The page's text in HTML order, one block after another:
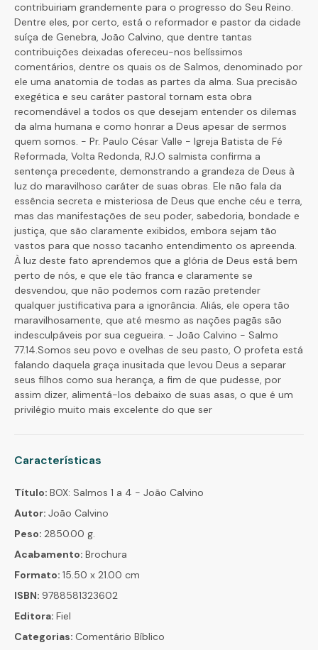
contribuiriam grandemente para o progresso do Seu Reino.
Dentre eles, por certo, está o reformador e pastor da cidade
suíça de Genebra, João Calvino, que dentre tantas
contribuições deixadas ofereceu-nos belíssimos
comentários, dentre os quais os de Salmos, denominado por
ele uma anatomia de todas as partes da alma. Sua precisão
exegética e seu caráter pastoral tornam esta obra
recomendável a todos os que desejam entender os dilemas
da alma humana e como honrar a Deus apesar de sermos
quem somos. - Pr. Paulo César Valle - Igreja Batista de Fé
Reformada, Volta Redonda, RJ.O salmista confirma a
sentença precedente, demonstrando a grandeza de Deus à
luz do maravilhoso caráter de suas obras. Ele não fala da
essência secreta e misteriosa de Deus que enche céu e terra,
mas das manifestações de seu poder, sabedoria, bondade e
justiça, que são claramente exibidos, embora sejam tão
vastos para que nosso tacanho entendimento os apreenda.
À luz deste fato aprendemos que a glória de Deus está bem
perto de nós, e que ele tão franca e claramente se
desvendou, que não podemos com razão pretender
qualquer justificativa para a ignorância. Aliás, ele opera tão
maravilhosamente, que até mesmo as nações pagãs são
indesculpáveis por sua cegueira. - João Calvino - Salmo
77.14.Somos seu povo e ovelhas de seu pasto, O profeta está
falando daquela graça inusitada que levou Deus a separar
seus filhos como sua herança, a fim de que pudesse, por
assim dizer, alimentá-los debaixo de suas asas, o que é um
privilégio muito mais excelente do que ser
Características
Título: BOX: Salmos 1 a 4 - João Calvino
Autor: João Calvino
Peso: 2850.00 g.
Acabamento: Brochura
Formato: 15.50 x 21.00 cm
ISBN: 9788581323602
Editora: Fiel
Categorias: Comentário Bíblico